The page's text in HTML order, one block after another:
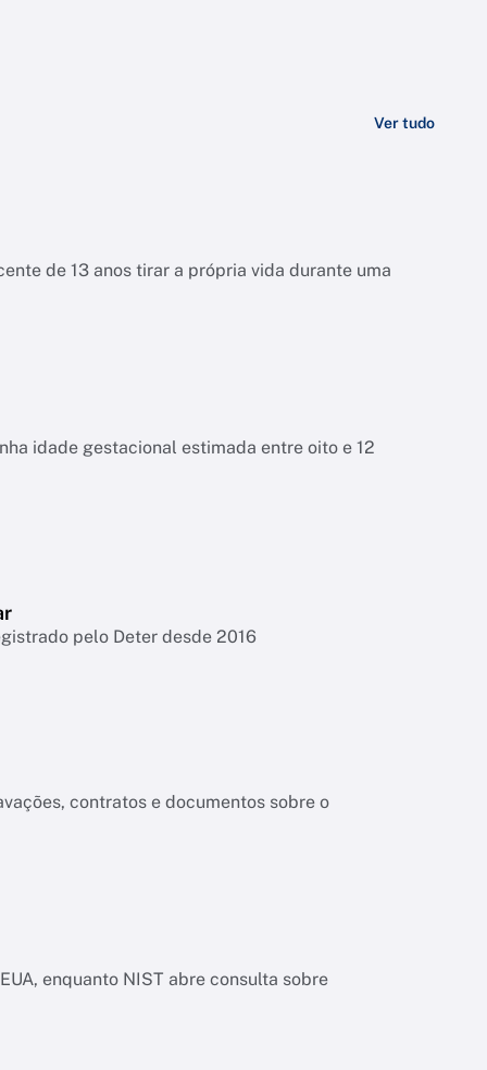
Ver tudo
de 13 anos tirar a própria vida durante uma
idade gestacional estimada entre oito e 12
pelo Deter desde 2016
contratos e documentos sobre o
enquanto NIST abre consulta sobre